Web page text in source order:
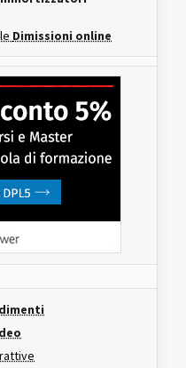
Dimissioni online